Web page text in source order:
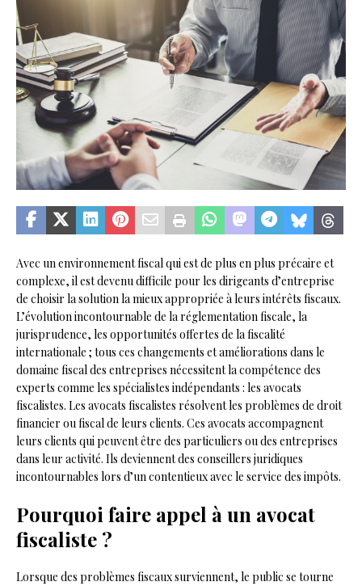
Avec un environnement fiscal qui est de plus en plus précaire et
complexe, il est devenu difficile pour les dirigeants d’entreprise
de choisir la solution la mieux appropriée à leurs intérêts fiscaux.
L’évolution incontournable de la réglementation fiscale, la
jurisprudence, les opportunités offertes de la fiscalité
internationale ; tous ces changements et améliorations dans le
domaine fiscal des entreprises nécessitent la compétence des
experts comme les spécialistes indépendants : les avocats
fiscalistes. Les avocats fiscalistes résolvent les problèmes de droit
financier ou fiscal de leurs clients. Ces avocats accompagnent
leurs clients qui peuvent être des particuliers ou des entreprises
dans leur activité. Ils deviennent des conseillers juridiques
incontournables lors d’un contentieux avec le service des impôts.
Pourquoi faire appel à un avocat
fiscaliste ?
Lorsque des problèmes fiscaux surviennent, le public se tourne